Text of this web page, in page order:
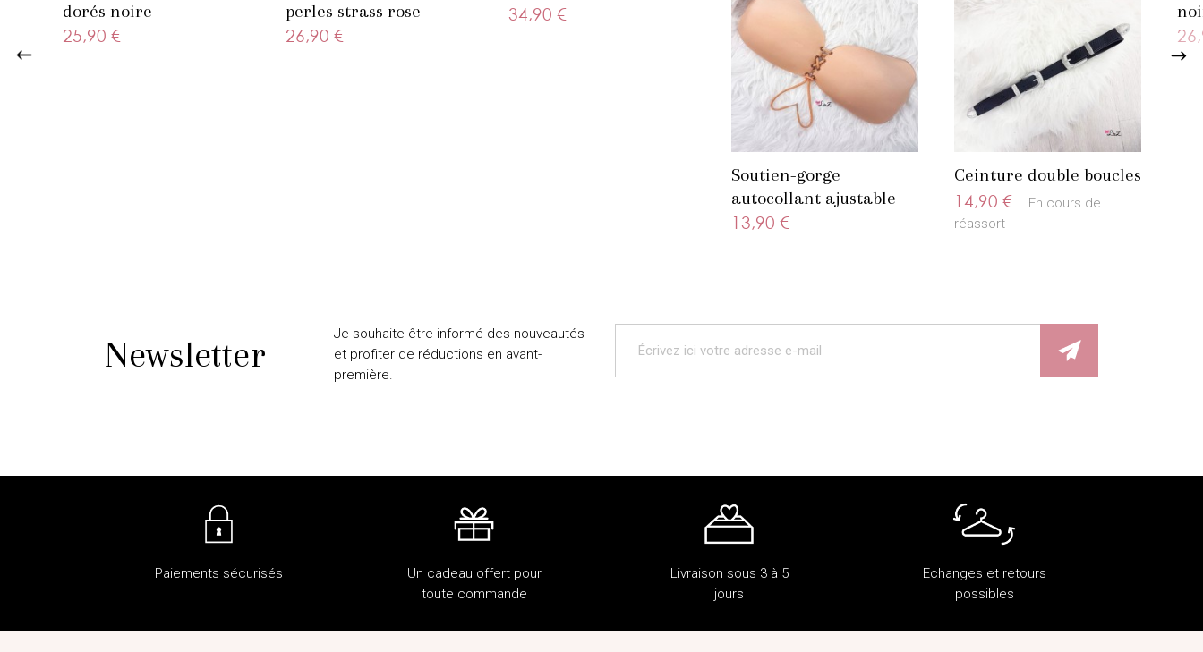
dorés noire
25,90 €
perles strass rose
26,90 €
34,90 €
Soutien-gorge
autocollant ajustable
beige
13,90 €
Ceinture double boucles
14,90 €
En cours de
réassort
Newsletter
Je souhaite être informé des nouveautés
et profiter de réductions en avant-
première.
Paiements sécurisés
Un cadeau offert pour
toute commande
Livraison sous 3 à 5
jours
Echanges et retours
possibles